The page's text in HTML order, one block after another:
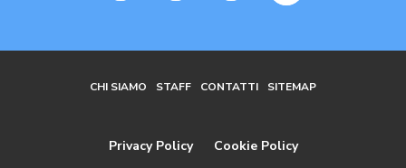
CHI SIAMO STAFF CONTATTI SITEMAP
Privacy Policy Cookie Policy